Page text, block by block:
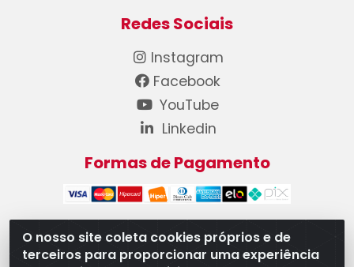
O nosso site coleta cookies próprios e de
terceiros para proporcionar uma experiência
Redes Sociais
Instagram
Facebook
YouTube
Linkedin
Formas de Pagamento
WB Componentes Automotivos LTDA - CNPJ